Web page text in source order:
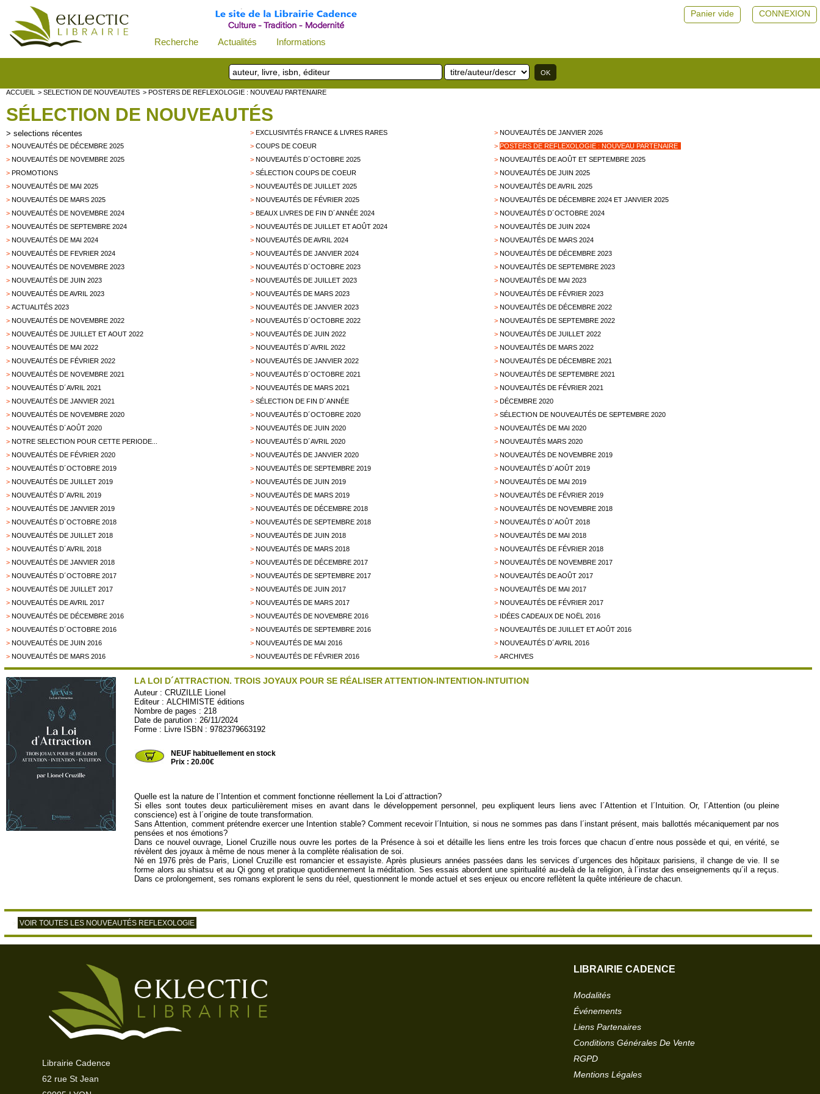
Recherche Actualités Informations
CONNEXION
Panier vide
ACCUEIL > SELECTION DE NOUVEAUTES > POSTERS DE REFLEXOLOGIE : NOUVEAU PARTENAIRE
SÉLECTION DE NOUVEAUTÉS
> selections récentes >EXCLUSIVITÉS FRANCE & LIVRES RARES >NOUVEAUTÉS DE JANVIER 2026
> NOUVEAUTÉS DE DÉCEMBRE 2025 >COUPS DE COEUR > POSTERS DE REFLEXOLOGIE : NOUVEAU PARTENAIRE
> NOUVEAUTÉS DE NOVEMBRE 2025 >NOUVEAUTÉS D´OCTOBRE 2025 >NOUVEAUTÉS DE AOÛT ET SEPTEMBRE 2025
> PROMOTIONS >SÉLECTION COUPS DE COEUR >NOUVEAUTÉS DE JUIN 2025
> NOUVEAUTÉS DE MAI 2025 >NOUVEAUTÉS DE JUILLET 2025 >NOUVEAUTÉS DE AVRIL 2025
> NOUVEAUTÉS DE MARS 2025 >NOUVEAUTÉS DE FÉVRIER 2025 >NOUVEAUTÉS DE DÉCEMBRE 2024 ET JANVIER 2025
> NOUVEAUTÉS DE NOVEMBRE 2024 >BEAUX LIVRES DE FIN D´ANNÉE 2024 >NOUVEAUTÉS D´OCTOBRE 2024
> NOUVEAUTÉS DE SEPTEMBRE 2024 >NOUVEAUTÉS DE JUILLET ET AOÛT 2024 >NOUVEAUTÉS DE JUIN 2024
> NOUVEAUTÉS DE MAI 2024 >NOUVEAUTÉS DE AVRIL 2024 >NOUVEAUTÉS DE MARS 2024
> NOUVEAUTÉS DE FEVRIER 2024 >NOUVEAUTÉS DE JANVIER 2024 >NOUVEAUTÉS DE DÉCEMBRE 2023
> NOUVEAUTÉS DE NOVEMBRE 2023 >NOUVEAUTÉS D´OCTOBRE 2023 >NOUVEAUTÉS DE SEPTEMBRE 2023
> NOUVEAUTÉS DE JUIN 2023 >NOUVEAUTÉS DE JUILLET 2023 >NOUVEAUTÉS DE MAI 2023
> NOUVEAUTÉS DE AVRIL 2023 >NOUVEAUTÉS DE MARS 2023 >NOUVEAUTÉS DE FÉVRIER 2023
> ACTUALITÉS 2023 >NOUVEAUTÉS DE JANVIER 2023 >NOUVEAUTÉS DE DÉCEMBRE 2022
> NOUVEAUTÉS DE NOVEMBRE 2022 >NOUVEAUTÉS D´OCTOBRE 2022 >NOUVEAUTÉS DE SEPTEMBRE 2022
> NOUVEAUTÉS DE JUILLET ET AOUT 2022 >NOUVEAUTÉS DE JUIN 2022 >NOUVEAUTÉS DE JUILLET 2022
> NOUVEAUTÉS DE MAI 2022 >NOUVEAUTÉS D´AVRIL 2022 >NOUVEAUTÉS DE MARS 2022
> NOUVEAUTÉS DE FÉVRIER 2022 >NOUVEAUTÉS DE JANVIER 2022 >NOUVEAUTÉS DE DÉCEMBRE 2021
> NOUVEAUTÉS DE NOVEMBRE 2021 >NOUVEAUTÉS D´OCTOBRE 2021 >NOUVEAUTÉS DE SEPTEMBRE 2021
> NOUVEAUTÉS D´AVRIL 2021 >NOUVEAUTÉS DE MARS 2021 >NOUVEAUTÉS DE FÉVRIER 2021
> NOUVEAUTÉS DE JANVIER 2021 >SÉLECTION DE FIN D´ANNÉE >DÉCEMBRE 2020
> NOUVEAUTÉS DE NOVEMBRE 2020 >NOUVEAUTÉS D´OCTOBRE 2020 >SÉLECTION DE NOUVEAUTÉS DE SEPTEMBRE 2020
> NOUVEAUTÉS D´AOÛT 2020 >NOUVEAUTÉS DE JUIN 2020 >NOUVEAUTÉS DE MAI 2020
> NOTRE SELECTION POUR CETTE PERIODE... >NOUVEAUTÉS D´AVRIL 2020 >NOUVEAUTÉS MARS 2020
> NOUVEAUTÉS DE FÉVRIER 2020 >NOUVEAUTÉS DE JANVIER 2020 >NOUVEAUTÉS DE NOVEMBRE 2019
> NOUVEAUTÉS D´OCTOBRE 2019 >NOUVEAUTÉS DE SEPTEMBRE 2019 >NOUVEAUTÉS D´AOÛT 2019
> NOUVEAUTÉS DE JUILLET 2019 >NOUVEAUTÉS DE JUIN 2019 >NOUVEAUTÉS DE MAI 2019
> NOUVEAUTÉS D´AVRIL 2019 >NOUVEAUTÉS DE MARS 2019 >NOUVEAUTÉS DE FÉVRIER 2019
> NOUVEAUTÉS DE JANVIER 2019 >NOUVEAUTÉS DE DÉCEMBRE 2018 >NOUVEAUTÉS DE NOVEMBRE 2018
> NOUVEAUTÉS D´OCTOBRE 2018 >NOUVEAUTÉS DE SEPTEMBRE 2018 >NOUVEAUTÉS D´AOÛT 2018
> NOUVEAUTÉS DE JUILLET 2018 >NOUVEAUTÉS DE JUIN 2018 >NOUVEAUTÉS DE MAI 2018
> NOUVEAUTÉS D´AVRIL 2018 >NOUVEAUTÉS DE MARS 2018 >NOUVEAUTÉS DE FÉVRIER 2018
> NOUVEAUTÉS DE JANVIER 2018 >NOUVEAUTÉS DE DÉCEMBRE 2017 >NOUVEAUTÉS DE NOVEMBRE 2017
> NOUVEAUTÉS D´OCTOBRE 2017 >NOUVEAUTÉS DE SEPTEMBRE 2017 >NOUVEAUTÉS DE AOÛT 2017
> NOUVEAUTÉS DE JUILLET 2017 >NOUVEAUTÉS DE JUIN 2017 >NOUVEAUTÉS DE MAI 2017
> NOUVEAUTÉS DE AVRIL 2017 >NOUVEAUTÉS DE MARS 2017 >NOUVEAUTÉS DE FÉVRIER 2017
> NOUVEAUTÉS DE DÉCEMBRE 2016 >NOUVEAUTÉS DE NOVEMBRE 2016 > IDÉES CADEAUX DE NOËL 2016
> NOUVEAUTÉS D´OCTOBRE 2016 >NOUVEAUTÉS DE SEPTEMBRE 2016 >NOUVEAUTÉS DE JUILLET ET AOÛT 2016
> NOUVEAUTÉS DE JUIN 2016 >NOUVEAUTÉS DE MAI 2016 >NOUVEAUTÉS D´AVRIL 2016
> NOUVEAUTÉS DE MARS 2016 >NOUVEAUTÉS DE FÉVRIER 2016 >ARCHIVES
LA LOI D´ATTRACTION. TROIS JOYAUX POUR SE RÉALISER ATTENTION-INTENTION-INTUITION
Auteur :CRUZILLE Lionel
Editeur :ALCHIMISTE éditions
Nombre de pages : 218
Date de parution : 26/11/2024
Forme : Livre ISBN : 9782379663192
NEUF habituellement en stock
Prix : 20.00€
Quelle est la nature de l´Intention et comment fonctionne réellement la Loi d´attraction?
Si elles sont toutes deux particulièrement mises en avant dans le développement personnel, peu expliquent leurs liens avec l´Attention et l´Intuition. Or, l´Attention (ou pleine
conscience) est à l´origine de toute transformation.
Sans Attention, comment prétendre exercer une Intention stable? Comment recevoir l´Intuition, si nous ne sommes pas dans l´instant présent, mais ballottés mécaniquement par nos
pensées et nos émotions?
Dans ce nouvel ouvrage, Lionel Cruzille nous ouvre les portes de la Présence à soi et détaille les liens entre les trois forces que chacun d´entre nous possède et qui, en vérité, se
révèlent des joyaux à même de nous mener à la complète réalisation de soi.
Né en 1976 près de Paris, Lionel Cruzille est romancier et essayiste. Après plusieurs années passées dans les services d´urgences des hôpitaux parisiens, il change de vie. Il se
forme alors au shiatsu et au Qi gong et pratique quotidiennement la méditation. Ses essais abordent une spiritualité au-delà de la religion, à l´instar des enseignements qu´il a reçus.
Dans ce prolongement, ses romans explorent le sens du réel, questionnent le monde actuel et ses enjeux ou encore reflètent la quête intérieure de chacun.
VOIR TOUTES LES NOUVEAUTÉS REFLEXOLOGIE
Librairie Cadence
62 rue St Jean
LIBRAIRIE CADENCE
Modalités
Événements
Liens Partenaires
Conditions Générales De Vente
RGPD
Mentions Légales